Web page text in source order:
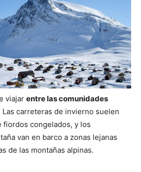
viajar entre las comunidades
Las carreteras de invierno suelen
fiordos congelados, y los
van en barco a zonas lejanas
de las montañas alpinas.